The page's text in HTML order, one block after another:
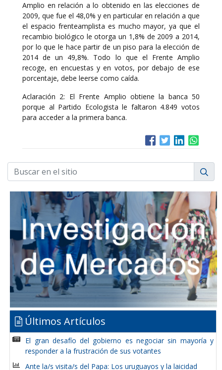
Amplio en relación a lo obtenido en las elecciones de
2009, que fue el 48,0% y en particular en relación a que
el espacio frenteamplista es mucho mayor, ya que el
recambio biológico le otorga un 1,8% de 2009 a 2014,
por lo que le hace partir de un piso para la elección de
2014 de un 49,8%. Todo lo que el Frente Amplio
recoge, en encuestas y en votos, por debajo de ese
porcentaje, debe leerse como caída.
Aclaración 2: El Frente Amplio obtiene la banca 50
porque al Partido Ecologista le faltaron 4.849 votos
para acceder a la primera banca.
Últimos Artículos
El gran desafío del gobierno es negociar sin mayoría y
responder a la frustración de sus votantes
Ante la/s visita/s del Papa: Los uruguayos y la laicidad